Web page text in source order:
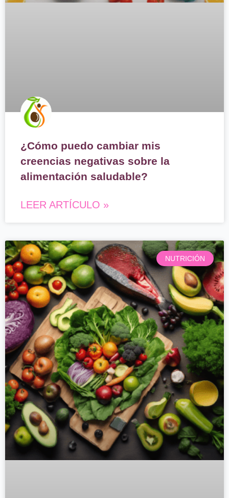
¿Cómo puedo cambiar mis
creencias negativas sobre la
alimentación saludable?
LEER ARTÍCULO »
NUTRICIÓN